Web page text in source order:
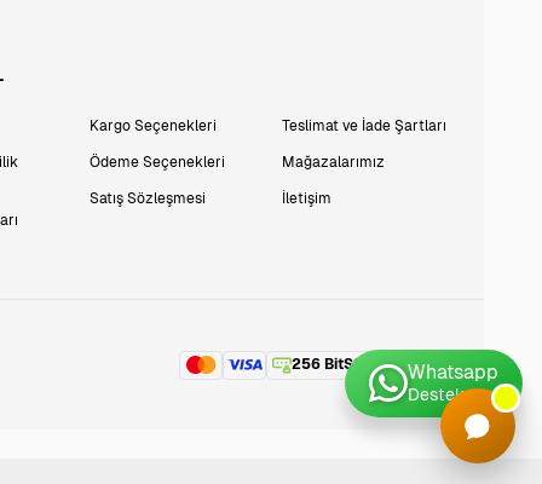
Whatsapp
Destek
Kargo Seçenekleri
Ödeme Seçenekleri
Satış Sözleşmesi
Teslimat ve İade Şartları
Mağazalarımız
İletişim
256 BitSSL Encryption